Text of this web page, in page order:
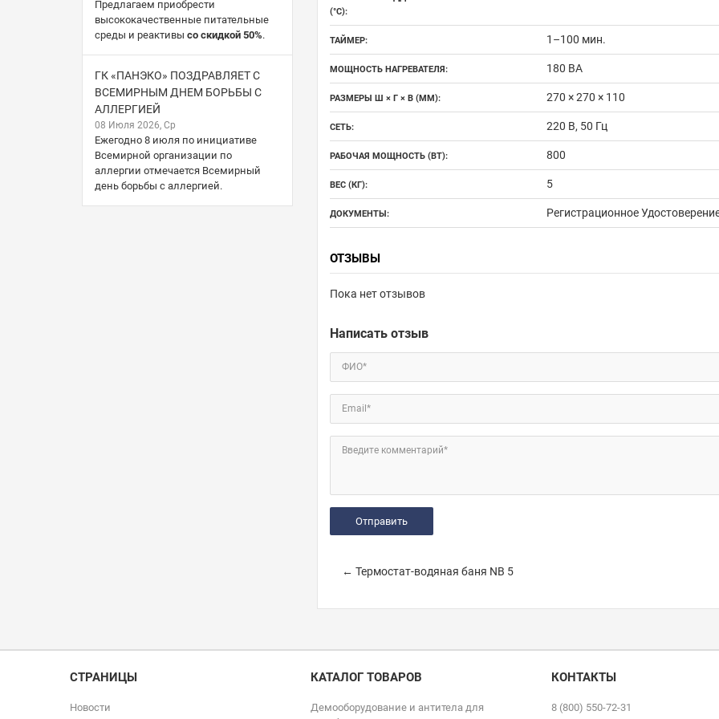
(°С):
ТАЙМЕР: 1–100 мин.
МОЩНОСТЬ НАГРЕВАТЕЛЯ: 180 ВА
РАЗМЕРЫ Ш × Г × В (ММ): 270 × 270 × 110
СЕТЬ: 220 В, 50 Гц
РАБОЧАЯ МОЩНОСТЬ (ВТ): 800
ВЕС (КГ): 5
ДОКУМЕНТЫ: Регистрационное
ОТЗЫВЫ
Пока нет отзывов
Написать отзыв
ФИО*
Email*
Введите комментарий*
← Термостат-водяная баня NB 5
Предлагаем приобрести
высококачественные питательные
среды и реактивы со скидкой 50%.
ГК «ПАНЭКО» ПОЗДРАВЛЯЕТ С
ВСЕМИРНЫМ ДНЕМ БОРЬБЫ С
АЛЛЕРГИЕЙ
08 Июля 2026, Ср
Ежегодно 8 июля по инициативе
Всемирной организации по
аллергии отмечается Всемирный
день борьбы с аллергией.
СТРАНИЦЫ
Новости
КАТАЛОГ ТОВАРОВ
Демооборудование и антитела для
КОНТАКТЫ
8 (800) 550-72-31